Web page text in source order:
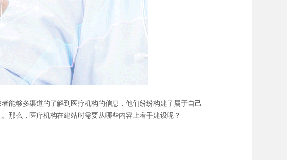
能够多渠道的了解到医疗机构的信息，他们纷纷构建了属于自己
那么，医疗机构在建站时需要从哪些内容上着手建设呢？